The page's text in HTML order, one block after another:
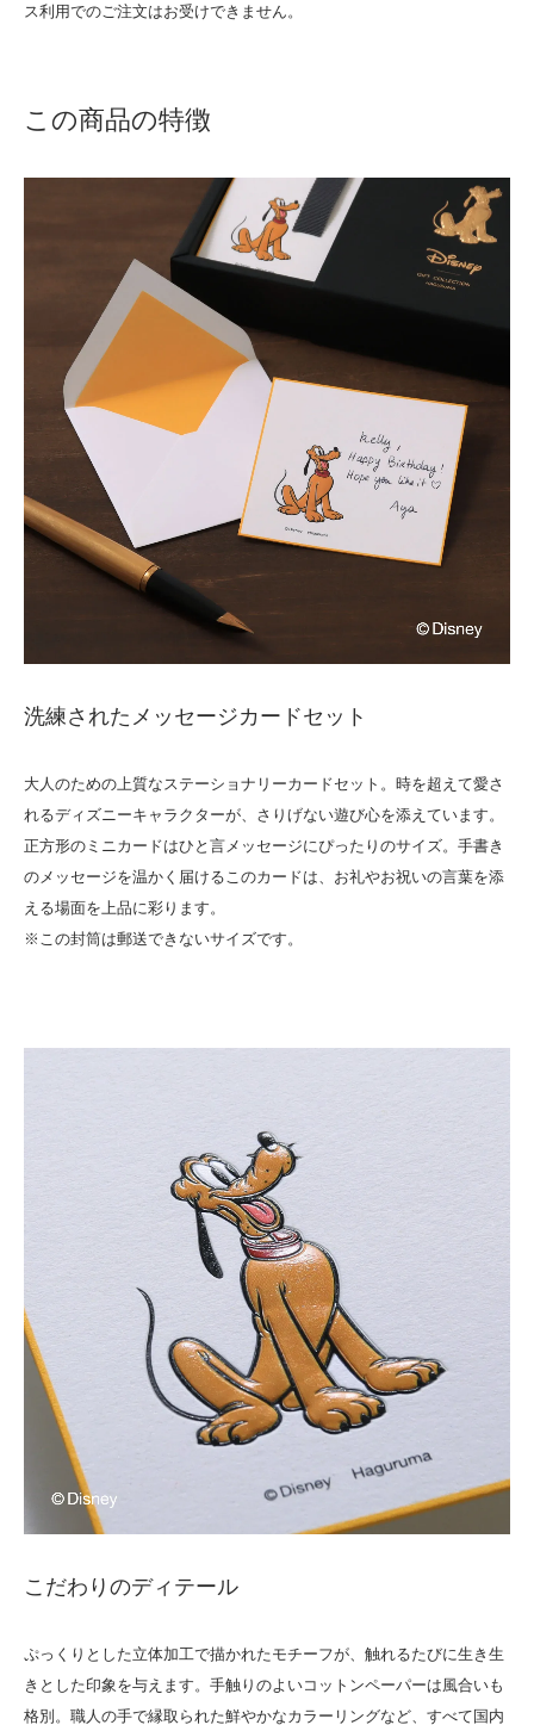
ス利用でのご注文はお受けできません。
この商品の特徴
洗練されたメッセージカードセット
大人のための上質なステーショナリーカードセット。時を超えて愛さ
れるディズニーキャラクターが、さりげない遊び心を添えています。
正方形のミニカードはひと言メッセージにぴったりのサイズ。手書き
のメッセージを温かく届けるこのカードは、お礼やお祝いの言葉を添
える場面を上品に彩ります。
※この封筒は郵送できないサイズです。
こだわりのディテール
ぷっくりとした立体加工で描かれたモチーフが、触れるたびに生き生
きとした印象を与えます。手触りのよいコットンペーパーは風合いも
格別。職人の手で縁取られた鮮やかなカラーリングなど、すべて国内